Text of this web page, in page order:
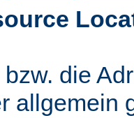
die
allgemein